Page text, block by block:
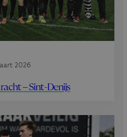
2026
– Sint-Denijs